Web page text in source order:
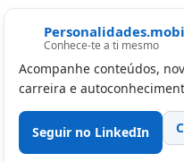
Personalidades.mobi
Conhece-te a ti mesmo
Acompanhe conteúdos,
carreira e
Seguir no LinkedIn